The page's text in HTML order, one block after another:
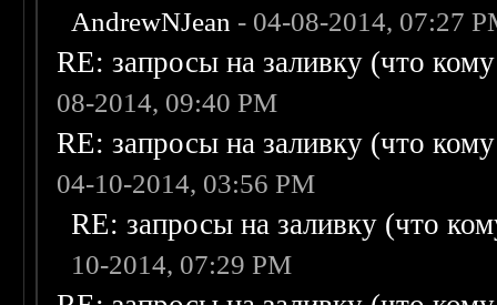
AndrewNJean - 04-08-2014, 07:27
RE: запросы на заливку (что
08-2014, 09:40 PM
RE: запросы на заливку (что
04-10-2014, 03:56 PM
RE: запросы на заливку (что
10-2014, 07:29 PM